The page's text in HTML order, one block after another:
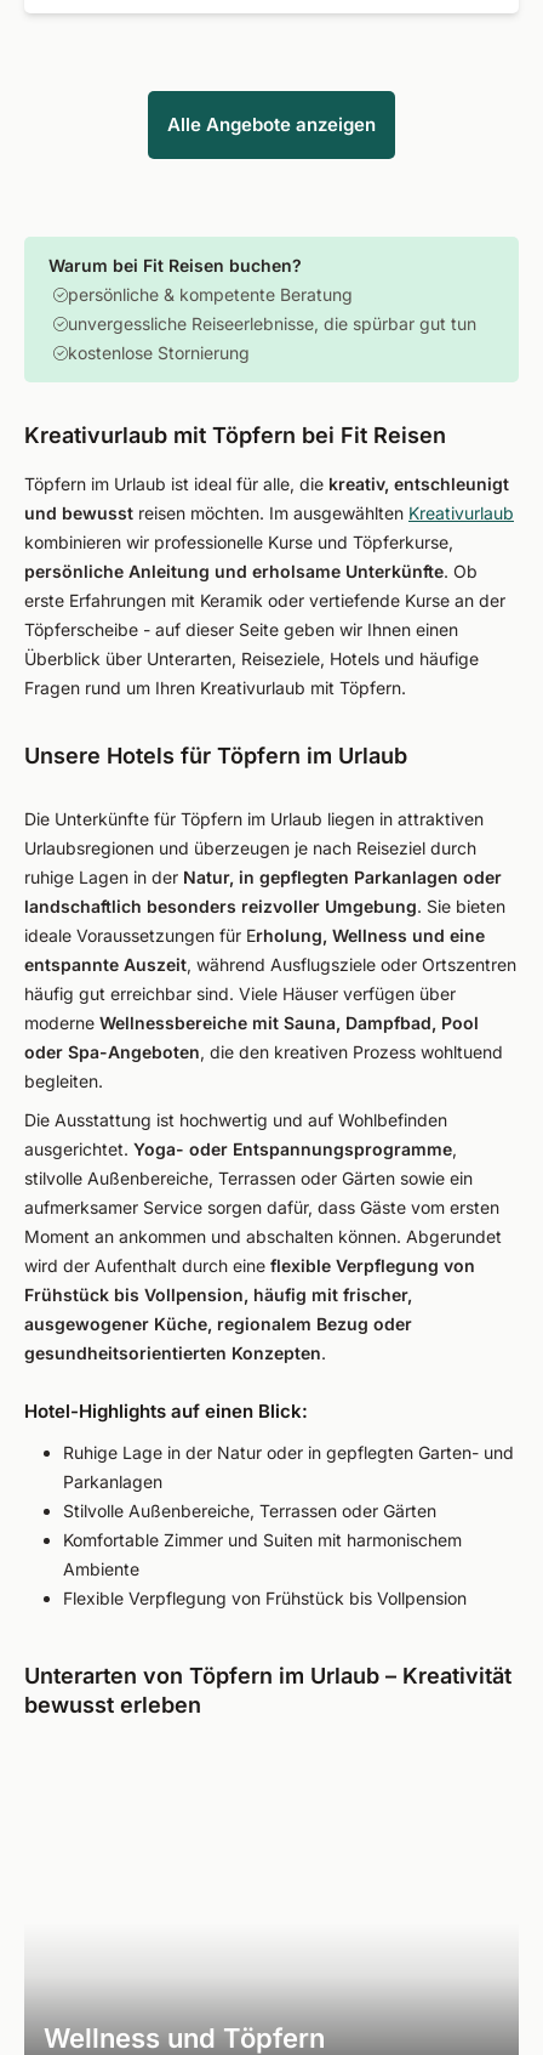
Alle Angebote anzeigen
Warum bei Fit Reisen buchen?
persönliche & kompetente Beratung
unvergessliche Reiseerlebnisse, die spürbar gut tun
kostenlose Stornierung
Kreativurlaub mit Töpfern bei Fit Reisen
Töpfern im Urlaub ist ideal für alle, die kreativ, entschleunigt
und bewusst reisen möchten. Im ausgewählten Kreativurlaub
kombinieren wir professionelle Kurse und Töpferkurse,
persönliche Anleitung und erholsame Unterkünfte. Ob
erste Erfahrungen mit Keramik oder vertiefende Kurse an der
Töpferscheibe - auf dieser Seite geben wir Ihnen einen
Überblick über Unterarten, Reiseziele, Hotels und häufige
Fragen rund um Ihren Kreativurlaub mit Töpfern.
Unsere Hotels für Töpfern im Urlaub
Die Unterkünfte für Töpfern im Urlaub liegen in attraktiven
Urlaubsregionen und überzeugen je nach Reiseziel durch
ruhige Lagen in der Natur, in gepflegten Parkanlagen oder
landschaftlich besonders reizvoller Umgebung. Sie bieten
ideale Voraussetzungen für Erholung, Wellness und eine
entspannte Auszeit, während Ausflugsziele oder Ortszentren
häufig gut erreichbar sind. Viele Häuser verfügen über
moderne Wellnessbereiche mit Sauna, Dampfbad, Pool
oder Spa-Angeboten, die den kreativen Prozess wohltuend
begleiten.
Die Ausstattung ist hochwertig und auf Wohlbefinden
ausgerichtet. Yoga- oder Entspannungsprogramme,
stilvolle Außenbereiche, Terrassen oder Gärten sowie ein
aufmerksamer Service sorgen dafür, dass Gäste vom ersten
Moment an ankommen und abschalten können. Abgerundet
wird der Aufenthalt durch eine flexible Verpflegung von
Frühstück bis Vollpension, häufig mit frischer,
ausgewogener Küche, regionalem Bezug oder
gesundheitsorientierten Konzepten.
Hotel-Highlights auf einen Blick:
Ruhige Lage in der Natur oder in gepflegten Garten- und
Parkanlagen
Stilvolle Außenbereiche, Terrassen oder Gärten
Komfortable Zimmer und Suiten mit harmonischem
Ambiente
Flexible Verpflegung von Frühstück bis Vollpension
Unterarten von Töpfern im Urlaub – Kreativität
bewusst erleben
Wellness und Töpfern